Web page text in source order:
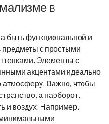
в
быть функциональной и
с простыми
Элементы с
акцентами идеально
атмосферу. Важно, чтобы
а наоборот,
и воздух. Например,